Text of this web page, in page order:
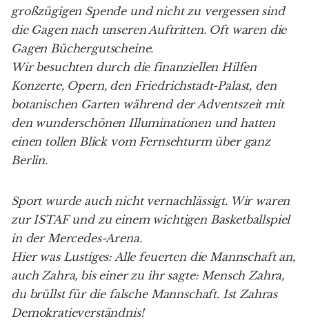
großzügigen Spende und nicht zu vergessen sind
die Gagen nach unseren Auftritten. Oft waren die
Gagen Büchergutscheine.
Wir besuchten durch die finanziellen Hilfen
Konzerte, Opern, den Friedrichstadt-Palast, den
botanischen Garten während der Adventszeit mit
den wunderschönen Illuminationen und hatten
einen tollen Blick vom Fernsehturm über ganz
Berlin.
Sport wurde auch nicht vernachlässigt. Wir waren
zur ISTAF und zu einem wichtigen Basketballspiel
in der Mercedes-Arena.
Hier was Lustiges: Alle feuerten die Mannschaft an,
auch Zahra, bis einer zu ihr sagte: Mensch Zahra,
du brüllst für die falsche Mannschaft. Ist Zahras
Demokratieverständnis!